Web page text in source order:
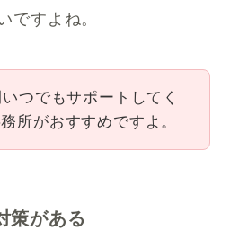
ですよね。
つでもサポートしてく
所がおすすめですよ。
策がある